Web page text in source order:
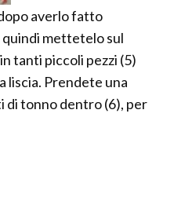
averlo fatto
quindi mettetelo sul
tanti piccoli pezzi (5)
liscia. Prendete una
di tonno dentro (6), per